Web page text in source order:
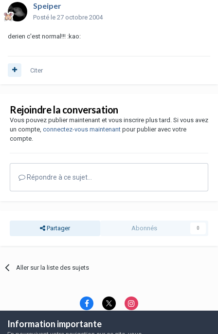
Speiper
Posté le 27 octobre 2004
derien c'est normal!!! :kao:
Citer
Rejoindre la conversation
Vous pouvez publier maintenant et vous inscrire plus tard. Si vous avez
un compte, connectez-vous maintenant pour publier avec votre
compte.
Répondre à ce sujet…
Partager Abonnés 0
Aller sur la liste des sujets
Langue Thème
Politique de confidentialité
Information importante